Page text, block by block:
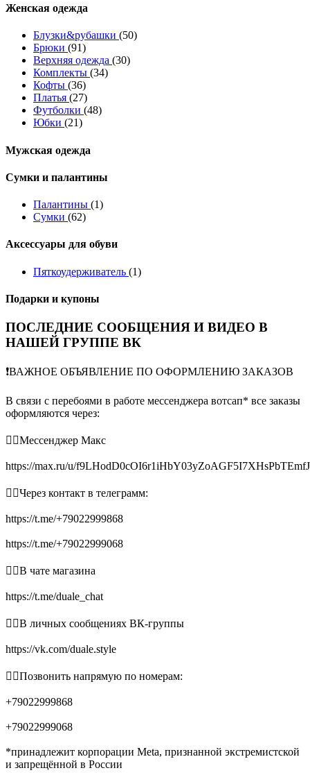
Женская одежда
Блузки&рубашки (50)
Брюки (91)
Верхняя одежда (30)
Комплекты (34)
Кофты (36)
Платья (27)
Футболки (48)
Юбки (21)
Мужская одежда
Сумки и палантины
Палантины (1)
Сумки (62)
Аксессуары для обуви
Пяткоудерживатель (1)
Подарки и купоны
ПОСЛЕДНИЕ СООБЩЕНИЯ И ВИДЕО В
НАШЕЙ ГРУППЕ ВК
❗️ВАЖНОЕ ОБЪЯВЛЕНИЕ ПО ОФОРМЛЕНИЮ ЗАКАЗОВ
В связи с перебоями в работе мессенджера вотсап* все заказы
оформляются через:
👉🏻Мессенджер Макс
https://max.ru/u/
👉🏻Через контакт в телеграмм:
https://t.me/+79022999868
https://t.me/+79022999068
👉🏻В чате магазина
https://t.me/duale_chat
👉🏻В личных сообщениях ВК-группы
https://vk.com/duale.style
👉🏻Позвонить напрямую по номерам:
+79022999868
+79022999068
*принадлежит корпорации Meta, признанной экстремистской
и запрещённой в России